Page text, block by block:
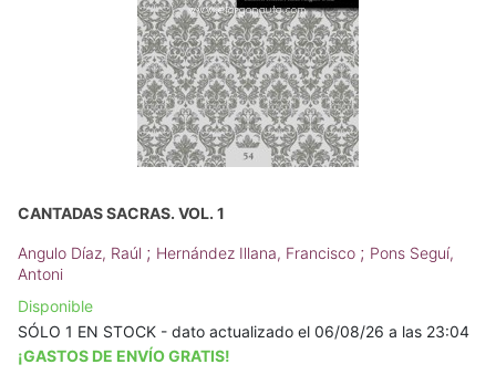
CANTADAS SACRAS. VOL. 1
Angulo Díaz, Raúl ; Hernández Illana, Francisco ; Pons Seguí,
Antoni
Disponible
SÓLO 1 EN STOCK - dato actualizado el 06/08/26 a las 23:04
¡GASTOS DE ENVÍO GRATIS!